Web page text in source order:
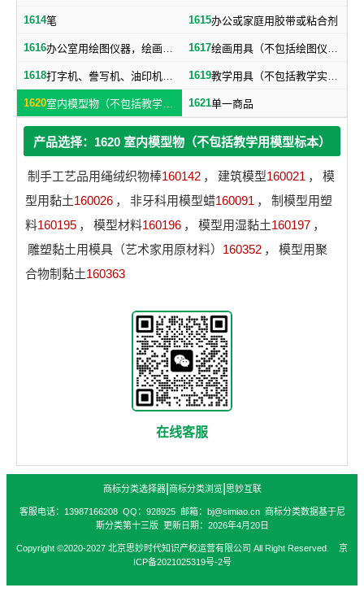
1614笔 1615办公或家庭用胶带或粘合剂
1616 办公室用绘图仪器，绘画仪器 1617 绘画用具（不包括绘图仪器，笔）
1618 打字机、誊写机、油印机及其附件（包括印刷铅字、印版） 1619 教学用具（不包括教学实验用仪器）
1620 室内模型物（不包括教学用模型标本） 1621单一商品
产品选择：1620 室内模型物（不包括教学用模型标本）
制手工艺品用绳绒织物棒160142 ， 建筑模型160021 ，
模
型用黏土160026 ， 非牙科用模型蜡160091 ，
制模型用塑
料160195 ， 模型材料160196 ， 模型用湿黏土160197 ，
雕塑黏土用模具（艺术家用原材料） 160352 ，
模型用聚
合物制黏土160363
在线客服
商标分类选择器| 商标分类浏览| 思妙互联
客服电话：13987166208 QQ：928925 邮箱：bj@simiao.cn 商标分类数据基于尼
斯分类第十三版 更新日期：2026年4月20日
Copyright ©2020-2027 北京思妙时代知识产权运营有限公司 All Right Reserved. 京
ICP备2021025319号-2号